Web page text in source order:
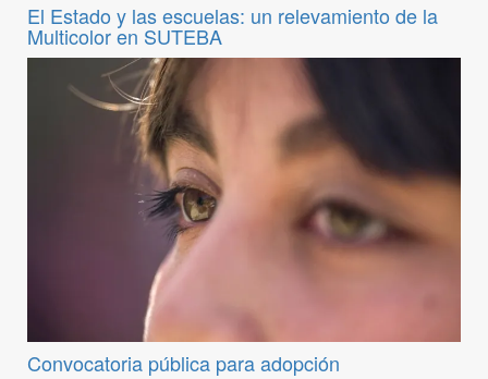
El Estado y las escuelas: un relevamiento de la
Multicolor en SUTEBA
Convocatoria pública para adopción